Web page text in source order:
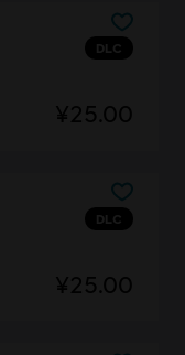
DLC
¥25.00
DLC
¥25.00